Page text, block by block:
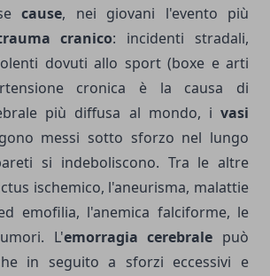
cause, nei giovani l'evento più
cranico: incidenti stradali,
dovuti allo sport (boxe e arti
cronica è la causa di
più diffusa al mondo, i vasi
messi sotto sforzo nel lungo
si indeboliscono. Tra le altre
ischemico, l'aneurisma, malattie
emofilia, l'anemica falciforme, le
L'emorragia cerebrale può
in seguito a sforzi eccessivi e